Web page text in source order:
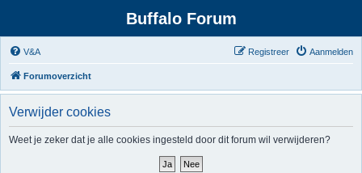
Buffalo Forum
V&A Aanmelden
Registreer
Forumoverzicht
Verwijder cookies
Weet je zeker dat je alle cookies ingesteld door dit forum wil verwijderen?